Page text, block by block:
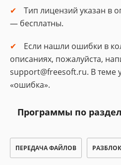
Тип лицензий указан в
— бесплатны.
Если нашли ошибки в
описаниях, пожалуйста,
support@freesoft.ru. В теме
«ошибка».
Программы по
ПЕРЕДАЧА ФАЙЛОВ